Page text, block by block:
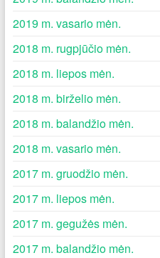
2019 m. vasario mėn.
2018 m. rugpjūčio mėn.
2018 m. liepos mėn.
2018 m. birželio mėn.
2018 m. balandžio mėn.
2018 m. vasario mėn.
2017 m. gruodžio mėn.
2017 m. liepos mėn.
2017 m. gegužės mėn.
2017 m. balandžio mėn.